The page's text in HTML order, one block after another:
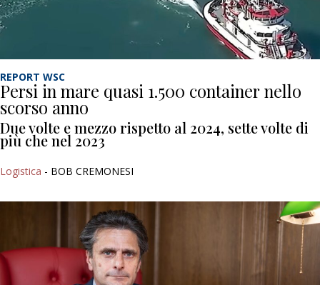
REPORT WSC
Persi in mare quasi 1.500 container nello
scorso anno
Due volte e mezzo rispetto al 2024, sette volte di
più che nel 2023
Logistica - BOB CREMONESI